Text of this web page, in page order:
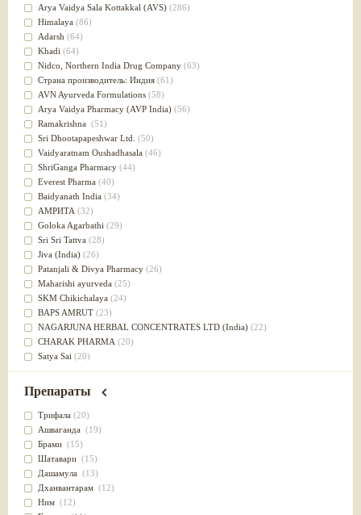
Лечит опухоли и отеки(46)
Для медитации
выводит токсины
Для здоровья печени
Для тела(39)
для очищения крови(38)
При диабете(38)
Антиоксидант(37)
Для Капха(Кафа) доши
От паразитов(37)
При расстройстве желудка (36)
Успокоительное(36)
Для глаз(34)
от геморроя(34)
Противовоспалительное
Для Питта доши(32)
Для сердца(32)
Для сосудов головного мозга
Для полости рта(32)
Дефицит железа(31)
Для лица(31)
Употребление в пищу
Ароматерапия(29)
Жаропонижающее(29)
для памяти(28)
для почек(28)
Слабительное (28)
Афродизиак(27)
Напитки(27)
Для йоги (27)
Для потенции(26)
Для душа(25)
для концентрации внимания
при нарушении эрекции
Arya Vaidya Sala Kottakkal (AVS) (286)
Himalaya (86)
Adarsh (64)
Khadi (64)
Nidсo, Northern India Drug Company (63)
Страна производитель: Индия (61)
AVN Ayurveda Formulations (58)
Arya Vaidya Pharmacy (AVP India) (56)
Ramakrishna (51)
Sri Dhootapapeshwar Ltd. (50)
Vaidyaratnam Oushadhasala (46)
ShriGanga Pharmacy (44)
Everest Pharma (40)
Baidyanath India (34)
АМРИТА (32)
Goloka Agarbathi (29)
Sri Sri Tattva (28)
Jiva (India) (26)
Patanjali & Divya Pharmacy (26)
Maharishi ayurveda (25)
SKM Chikichalaya (24)
BAPS AMRUT (23)
NAGARJUNA HERBAL CONCENTRATES LTD (India) (22)
CHARAK PHARMA (20)
Satya Sai (20)
Vyas(20)
Kerala Ayurveda
(19)
Organic India pvt ltd
Lalita(16)
Ashtang Herbals
Alarsin(14)
Vasu Health care
Baraka(13)
Dabur India Ltd
Препараты
Трифала (20)
Ашваганда (19)
Брами (15)
Шатавари (15)
Дашамула (13)
Дханвантарам (12)
Ним (12)